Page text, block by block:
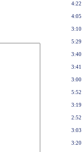
4:22
4:05
3:10
5:29
3:40
3:41
3:00
5:52
3:19
2:52
3:03
3:20